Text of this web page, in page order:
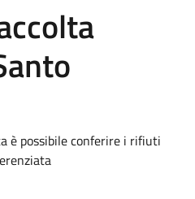
è possibile conferire i rifiuti